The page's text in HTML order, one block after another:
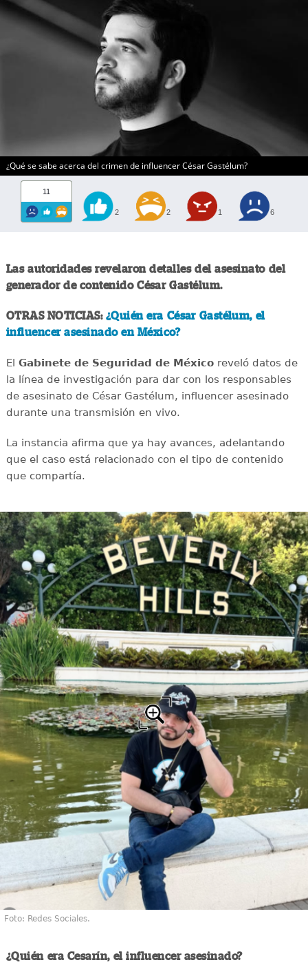
¿Qué se sabe acerca del crimen de influencer César Gastélum?
11
2 2 1 6
Las autoridades revelaron detalles del asesinato del
generador de contenido César Gastélum.
OTRAS NOTICIAS: ¿Quién era César Gastélum, el
influencer asesinado en México?
El Gabinete de Seguridad de Méxicoreveló datos de
la línea de investigación para dar con los responsables
de asesinato de César Gastélum, influencer asesinado
durante una transmisión en vivo.
La instancia afirma que ya hay avances, adelantando
que el caso está relacionado con el tipo de contenido
que compartía.
Foto: Redes Sociales.
¿Quién era Cesarín, el influencer asesinado?